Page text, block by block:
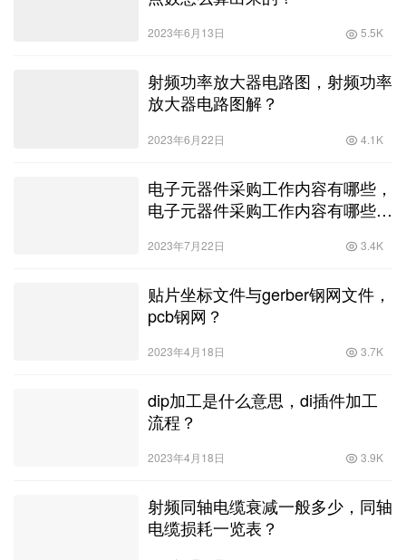
射频功率放大器电路图，射频功率
放大器电路图解？
电子元器件采购工作内容有哪些，
电子元器件采购工作内容有哪些方
面？
贴片坐标文件与gerber钢网文件，
pcb钢网？
dip加工是什么意思，di插件加工
流程？
射频同轴电缆衰减一般多少，同轴
电缆损耗一览表？